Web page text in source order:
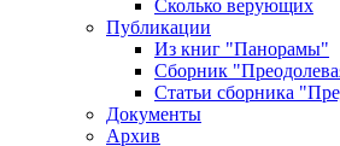
Сколько верующих
Публикации
Из книг "Панорамы"
Сборник
Статьи сборника
Документы
Архив